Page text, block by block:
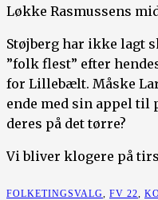
Løkke Rasmussens
Støjberg har ikke lagt
”folk flest” efter
for Lillebælt. Måske
ende med sin appel til
deres på det tørre?
Vi bliver klogere på
FOLKETINGSVALG FV 22